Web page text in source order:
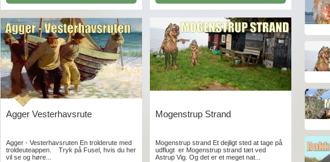
Agger Vesterhavsrute
Agger - Vesterhavsruten En trolderute med
troldeuteappen. Tryk på Fusel, hvis du her
vil se og høre...
Mogenstrup Strand
Mogenstrup strand Et dejligt sted at tage på
udflugt er Mogenstrup strand tæt ved
Astrup Vig. Og det er et meget nat...